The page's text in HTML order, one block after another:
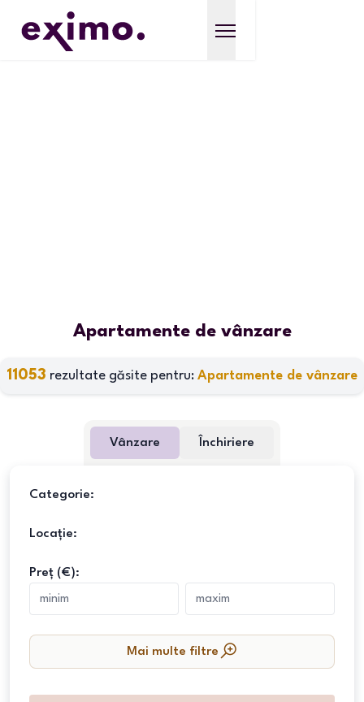
Apartamente de vânzare
11053 rezultate găsite pentru: Apartamente de vânzare
Vânzare Închiriere
Categorie:
Locație:
Preț (€):
Mai multe filtre